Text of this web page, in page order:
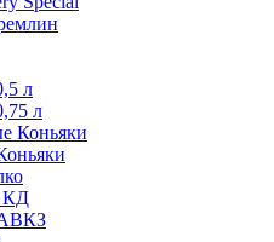
л
л
Коньяки
КД